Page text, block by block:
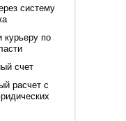
систему
по
счет
расчет с